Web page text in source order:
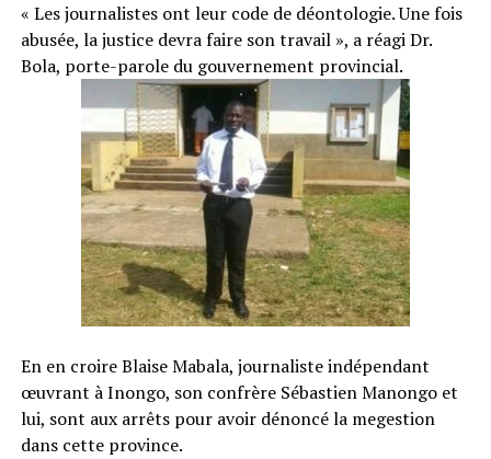
« Les journalistes ont leur code de déontologie. Une fois
abusée, la justice devra faire son travail », a réagi Dr.
Bola, porte-parole du gouvernement provincial.
En en croire Blaise Mabala, journaliste indépendant
œuvrant à Inongo, son confrère Sébastien Manongo et
lui, sont aux arrêts pour avoir dénoncé la megestion
dans cette province.